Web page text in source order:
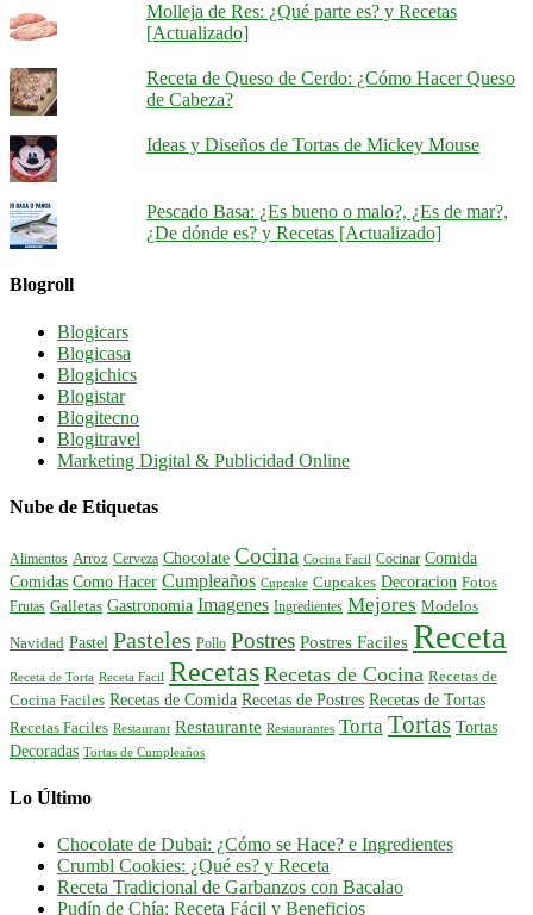
Molleja de Res: ¿Qué parte es? y Recetas
[Actualizado]
Receta de Queso de Cerdo: ¿Cómo Hacer Queso
de Cabeza?
Ideas y Diseños de Tortas de Mickey Mouse
Pescado Basa: ¿Es bueno o malo?, ¿Es de mar?,
¿De dónde es? y Recetas [Actualizado]
Blogroll
Blogicars
Blogicasa
Blogichics
Blogistar
Blogitecno
Blogitravel
Marketing Digital & Publicidad Online
Nube de Etiquetas
Alimentos Arroz Cerveza Chocolate Cocina Cocina Facil Cocinar Comida
Comidas Como Hacer Cumpleaños Cupcake Cupcakes Decoracion Fotos
Frutas Galletas Gastronomia Imagenes Ingredientes Mejores Modelos
Navidad Pastel Pasteles Pollo Postres Postres Faciles Receta
Receta de Torta Receta Facil Recetas Recetas de Cocina Recetas de
Cocina Faciles Recetas de Comida Recetas de Postres Recetas de Tortas
Recetas Faciles Restaurant Restaurante Restaurantes Torta Tortas Tortas
Decoradas Tortas de Cumpleaños
Lo Último
Chocolate de Dubai: ¿Cómo se Hace? e Ingredientes
Crumbl Cookies: ¿Qué es? y Receta
Receta Tradicional de Garbanzos con Bacalao
Pudín de Chía: Receta Fácil y Beneficios